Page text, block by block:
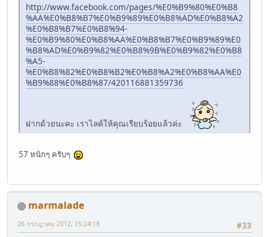
http://www.facebook.com/pages/%E0%B9%80%E0%B8
%AA%E0%B8%B7%E0%B9%89%E0%B8%AD%E0%B8%A2
%E0%B8%B7%E0%B8%94-
%E0%B9%80%E0%B8%AA%E0%B8%B7%E0%B9%89%E0
%B8%AD%E0%B9%82%E0%B8%9B%E0%B9%82%E0%B8
%A5-
%E0%B8%82%E0%B8%B2%E0%B8%A2%E0%B8%AA%E0
%B9%88%E0%B8%87/420116881359736
ฝากด้วยนะคะ เราไลค์ให้คุณเรียบร้อยแล้วค่ะ
57 หนักๆ ครับๆ
marmalade
#33
26 กรกฎาคม 2012, 15:24:18